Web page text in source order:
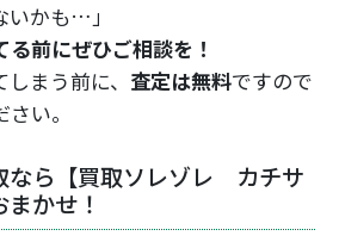
いかも…」
る前にぜひご相談を！
まう前に、 査定は無料ですので
い。
なら【買取ソレゾレ カチサ
かせ！